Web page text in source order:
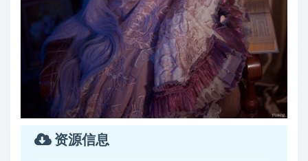
资源信息